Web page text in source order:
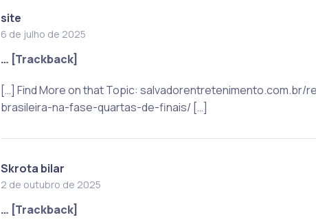
site
6 de julho de 2025
… [Trackback]
[…] Find More on that Topic:
brasileira-na-fase-quartas-de-finais/ […]
Skrota bilar
2 de outubro de 2025
… [Trackback]